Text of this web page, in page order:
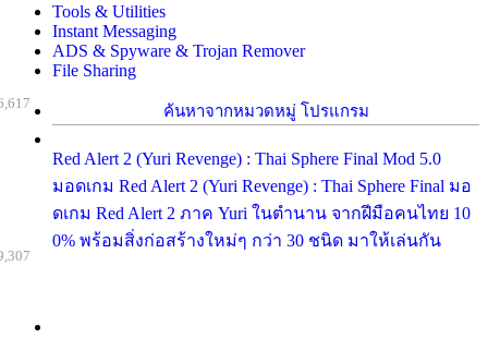
Tools & Utilities
Instant Messaging
ADS & Spyware & Trojan Remover
File Sharing
ค้นหาจากหมวดหมู่ โปรแกรม
Red Alert 2 (Yuri Revenge) : Thai Sphere Final Mod 5.0
มอดเกม Red Alert 2 (Yuri Revenge) : Thai Sphere Final มอ
ดเกม Red Alert 2 ภาค Yuri ในตำนาน จากฝีมือคนไทย 10
0% พร้อมสิ่งก่อสร้างใหม่ๆ กว่า 30 ชนิด มาให้เล่นกัน